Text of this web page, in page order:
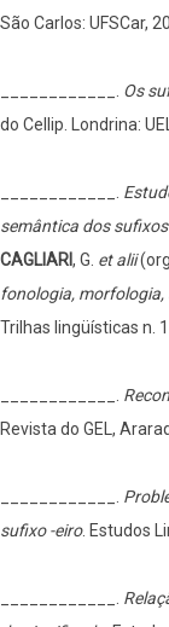
São Carlos: UFSCar,
Os
do Cellip. Londrina:
semântica dos
CAGLIARI, G. et alii
fonologia, morfologia,
Trilhas lingüísticas n.
Revista do GEL,
sufixo -eiro. Estudos